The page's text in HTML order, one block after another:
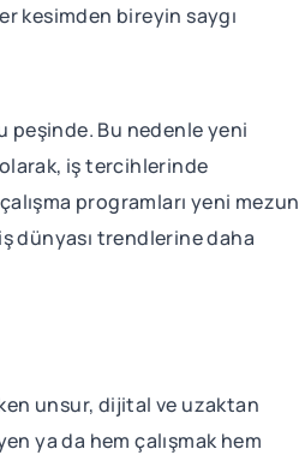
kesimden bireyin saygı
peşinde. Bu nedenle yeni
iş tercihlerinde
programları yeni mezun
dünyası trendlerine daha
unsur, dijital ve uzaktan
ya da hem çalışmak hem